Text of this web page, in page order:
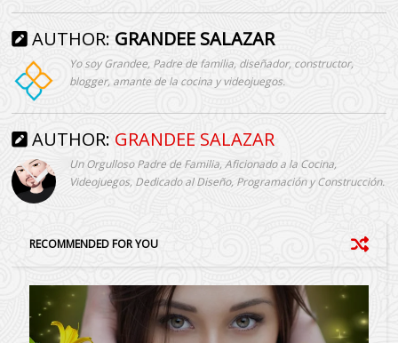
AUTHOR: GRANDEE SALAZAR
Yo soy Grandee, Padre de familia, diseñador, constructor,
blogger, amante de la cocina y videojuegos.
AUTHOR: GRANDEE SALAZAR
Un Orgulloso Padre de Familia, Aficionado a la Cocina,
Videojuegos, Dedicado al Diseño, Programación y Construcción.
RECOMMENDED FOR YOU